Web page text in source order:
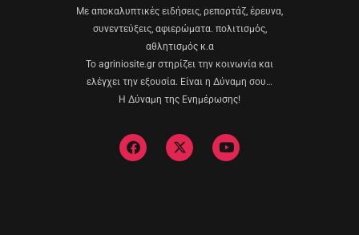
Με αποκαλυπτικές ειδήσεις, ρεπορτάζ, έρευνα,
συνεντεύξεις, αφιερώματα. πολιτισμός,
αθλητισμός κ.α
Το agriniosite.gr στηρίζει την κοινωνία και
ελέγχει την εξουσία. Είναι η Δύναμη σου…
Η Δύναμη της Ενημέρωσης!